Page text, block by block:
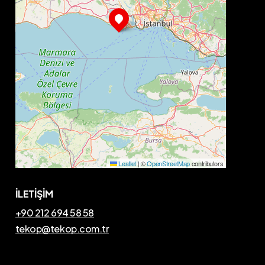
Leaflet |©OpenStreetMapcontributors
İLETİŞİM
+90 212 694 58 58
tekop@tekop.com.tr